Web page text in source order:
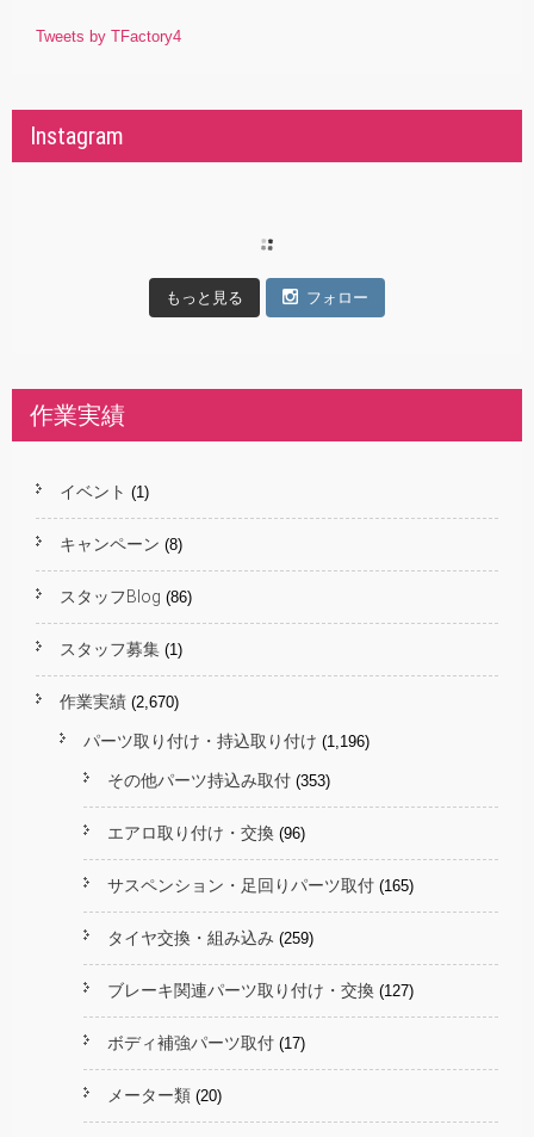
Tweets by TFactory4
Instagram
もっと見る フォロー
作業実績
イベント (1)
キャンペーン (8)
スタッフBlog (86)
スタッフ募集 (1)
作業実績 (2,670)
パーツ取り付け・持込取り付け (1,196)
その他パーツ持込み取付 (353)
エアロ取り付け・交換 (96)
サスペンション・足回りパーツ取付 (165)
タイヤ交換・組み込み (259)
ブレーキ関連パーツ取り付け・交換 (127)
ボディ補強パーツ取付 (17)
メーター類 (20)